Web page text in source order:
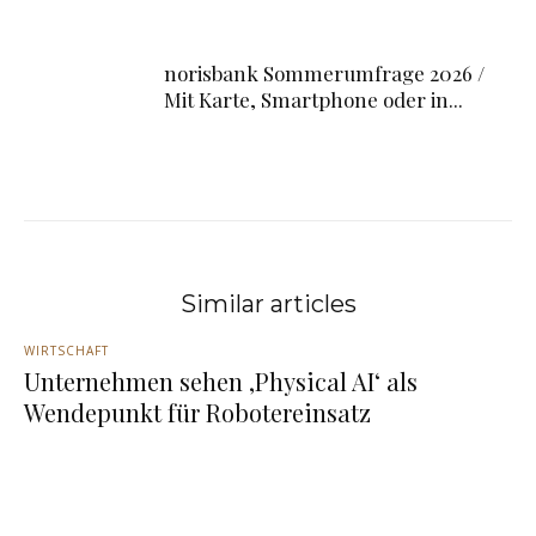
norisbank Sommerumfrage 2026 /
Mit Karte, Smartphone oder in...
Similar articles
WIRTSCHAFT
Unternehmen sehen ‚Physical AI‘ als
Wendepunkt für Robotereinsatz